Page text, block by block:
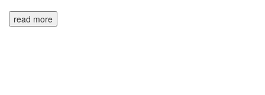
read more